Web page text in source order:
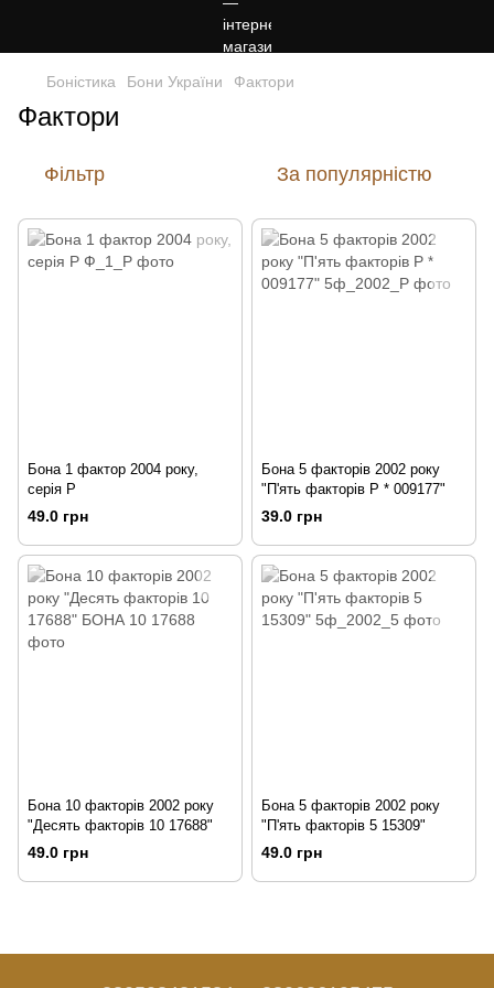
Боністика Бони України Фактори
Фактори
Фільтр За популярністю
Бона 1 фактор 2004 року,
серія Р
49.0 грн
Бона 5 факторів 2002 року
"П'ять факторів Р * 009177"
39.0 грн
Бона 10 факторів 2002 року
"Десять факторів 10 17688"
49.0 грн
Бона 5 факторів 2002 року
"П'ять факторів 5 15309"
49.0 грн